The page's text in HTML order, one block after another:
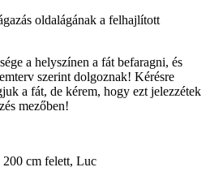
oldalágának a felhajlított
a helyszínen a fát befaragni, és
szerint dolgoznak! Kérésre
a fát, de kérem, hogy ezt jelezzétek
mezőben!
200 cm felett, Luc